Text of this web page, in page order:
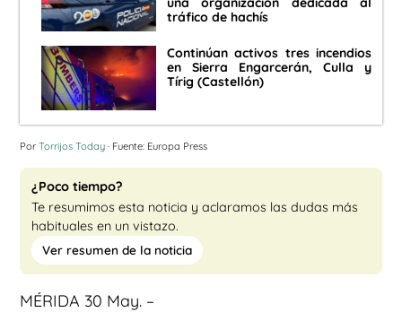
tráfico de hachís
Continúan activos tres incendios
en Sierra Engarcerán, Culla y
Tírig (Castellón)
Por Torrijos Today · Fuente: Europa Press
¿Poco tiempo?
Te resumimos esta noticia y aclaramos las dudas más
habituales en un vistazo.
Ver resumen de la noticia
MÉRIDA 30 May. –